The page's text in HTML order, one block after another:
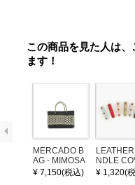
この商品を見た人は
ます！
MERCADO B
AG - MIMOSA
- Black / Crea
¥ 7,150(税込)
NDLE
¥ 1,320(